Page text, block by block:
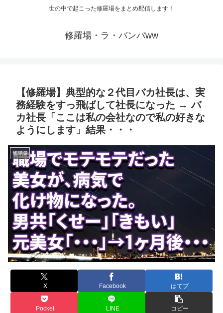
世の中で起こった修羅場をまとめ配信します！
修羅場・ラ・バンバww
【修羅場】典型的な２代目バカ社長は、実
務経験をすっ飛ばして社長になった → バ
カ社長「ここは私の会社なので私の好きな
ようにします」結果・・・
修羅場
X Facebook はてブ
Pocket LINE コピー